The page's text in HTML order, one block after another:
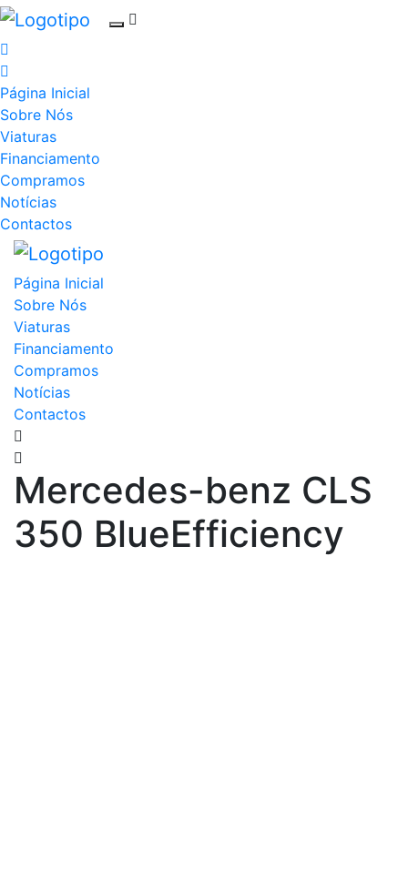
Página Inicial
Sobre Nós
Viaturas
Financiamento
Compramos
Notícias
Contactos
Página Inicial
Sobre Nós
Viaturas
Financiamento
Compramos
Notícias
Contactos
Mercedes-benz CLS
350 BlueEfficiency